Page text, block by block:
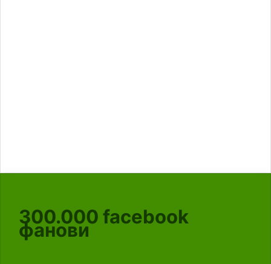
300.000 facebook
фанови